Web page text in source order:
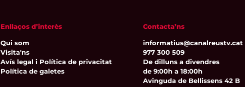
Enllaços d’interès
Qui som
Visita'ns
Avís legal i Política de privacitat
Política de galetes
Contacta’ns
informatius@canalreustv.cat
977 300 509
De dilluns a divendres
de 9:00h a 18:00h
Avinguda de Bellissens 42 B